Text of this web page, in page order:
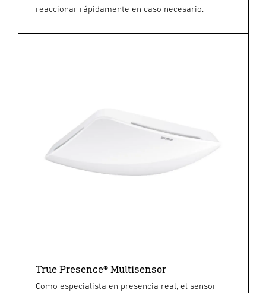
reaccionar rápidamente en caso necesario.
True Presence® Multisensor
Como especialista en presencia real, el sensor